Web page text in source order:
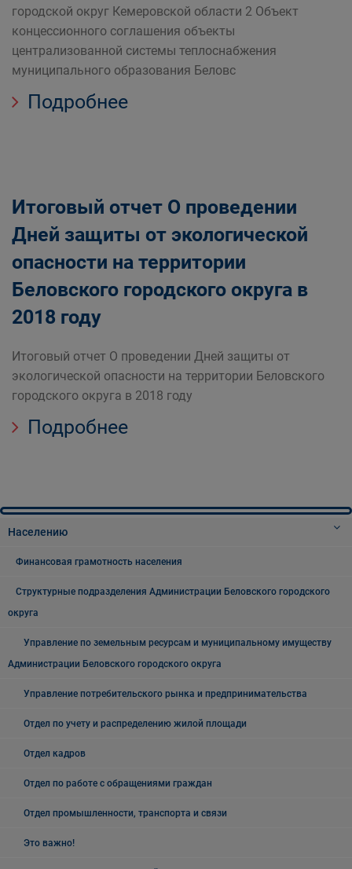
городской округ Кемеровской области 2 Объект
концессионного соглашения объекты
централизованной системы теплоснабжения
муниципального образования Беловс
Подробнее
Итоговый отчет О проведении
Дней защиты от экологической
опасности на территории
Беловского городского округа в
2018 году
Итоговый отчет О проведении Дней защиты от
экологической опасности на территории Беловского
городского округа в 2018 году
Подробнее
Населению
Финансовая грамотность населения
Структурные подразделения Администрации Беловского городского
округа
Управление по земельным ресурсам и муниципальному имуществу
Администрации Беловского городского округа
Управление потребительского рынка и предпринимательства
Отдел по учету и распределению жилой площади
Отдел кадров
Отдел по работе с обращениями граждан
Отдел промышленности, транспорта и связи
Это важно!